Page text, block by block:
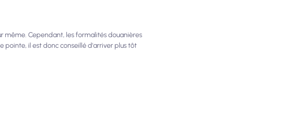
même. Cependant, les formalités douanières
il est donc conseillé d'arriver plus tôt